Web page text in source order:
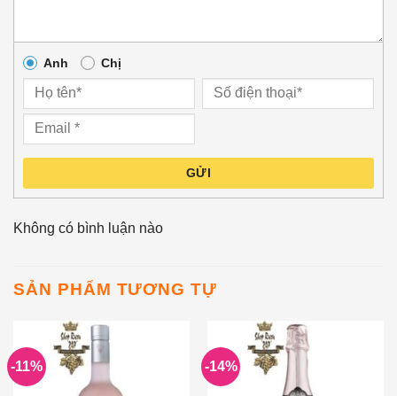
Anh Chị
GỬI
Không có bình luận nào
SẢN PHẨM TƯƠNG TỰ
-11% -14%